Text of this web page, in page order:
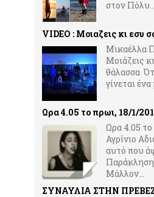
στον Πόλυ...
VIDEO : Μοιαζεις κι εσυ
Μικαέλλα
Μοιάζεις
θάλασσα
γίνεται
Ωρα 4.05 το πρωι, 18/1/
Ωρα 4.05 το
Αγρίνιο
αυτό που
Μάλλον...
ΣΥΝΑΥΛΙΑ ΣΤΗΝ